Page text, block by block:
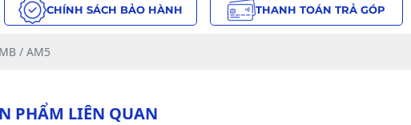
CHÍNH SÁCH BẢO HÀNH THANH TOÁN TRẢ GÓP
/ AM5
PHẨM LIÊN QUAN